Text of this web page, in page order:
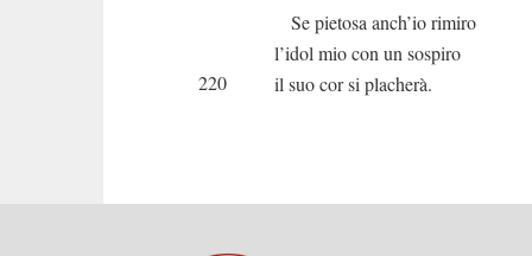
Se pietosa anch’io rimiro
l’idol mio con un sospiro
220
il suo cor si placherà.